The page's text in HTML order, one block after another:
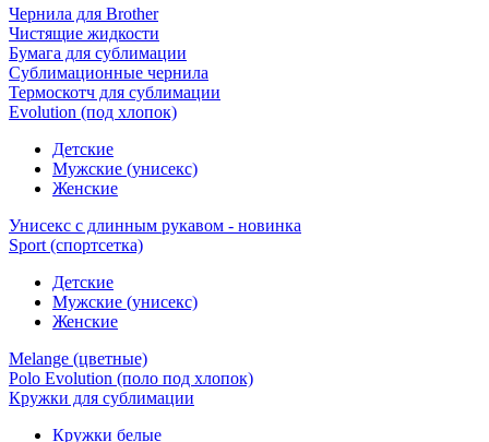
Чернила для Brother
Чистящие жидкости
Бумага для сублимации
Сублимационные чернила
Термоскотч для сублимации
Evolution (под хлопок)
Детские
Мужские (унисекс)
Женские
Унисекс с длинным рукавом - новинка
Sport (спортсетка)
Детские
Мужские (унисекс)
Женские
Melange (цветные)
Polo Evolution (поло под хлопок)
Кружки для сублимации
Кружки белые